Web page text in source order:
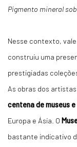
Pigmento mineral
Nesse contexto,
construiu uma
prestigiadas
As obras dos
centena de museus
Europa e Ásia. O
bastante indicativo